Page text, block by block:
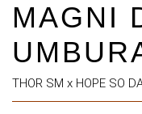
MAGNI
THOR SM x HOPE SO